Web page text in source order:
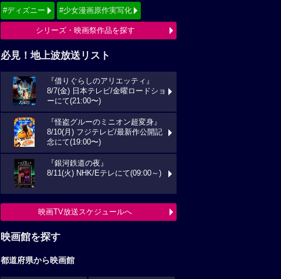
#ディズニー #少女漫画原作実写化
シリーズ・映画祭作品を探す
必見！地上波放送リスト
『借りぐらしのアリエッティ』
8/7(金) 日本テレビ/金曜ロードショ
ーにて(21:00〜)
『怪盗グルーのミニオン超変身』
8/10(月) フジテレビ/最新作公開記
念にて(19:00〜)
『銀河鉄道の夜』
8/11(火) NHK/Eテレにて(09:00～)
映画TV放送スケジュールへ
映画館を探す
都道府県から映画館